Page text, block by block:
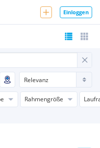
Einloggen
Rahmengröße